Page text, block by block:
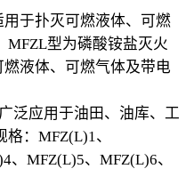
于扑灭可燃液体、可燃
MFZL型为磷酸铵盐灭火
液体、可燃气体及带电
泛应用于油田、油库、工
：MFZ(L)1、
、MFZ(L)5、MFZ(L)6、